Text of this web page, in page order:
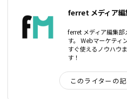
ferret メディア編
ferret メディア編集
す。 Webマーケティ
すぐ使えるノウハウ
す！
このライターの